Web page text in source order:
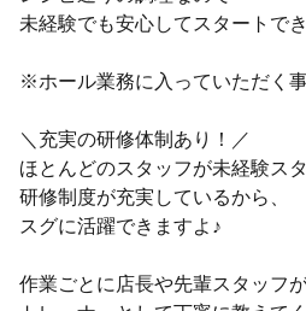
未経験でも安心してスタートでき
※ホール業務に入っていただく
＼充実の研修体制あり！／
ほとんどのスタッフが未経験スタ
研修制度が充実しているから、
スグに活躍できますよ♪
作業ごとに店長や先輩スタッフ